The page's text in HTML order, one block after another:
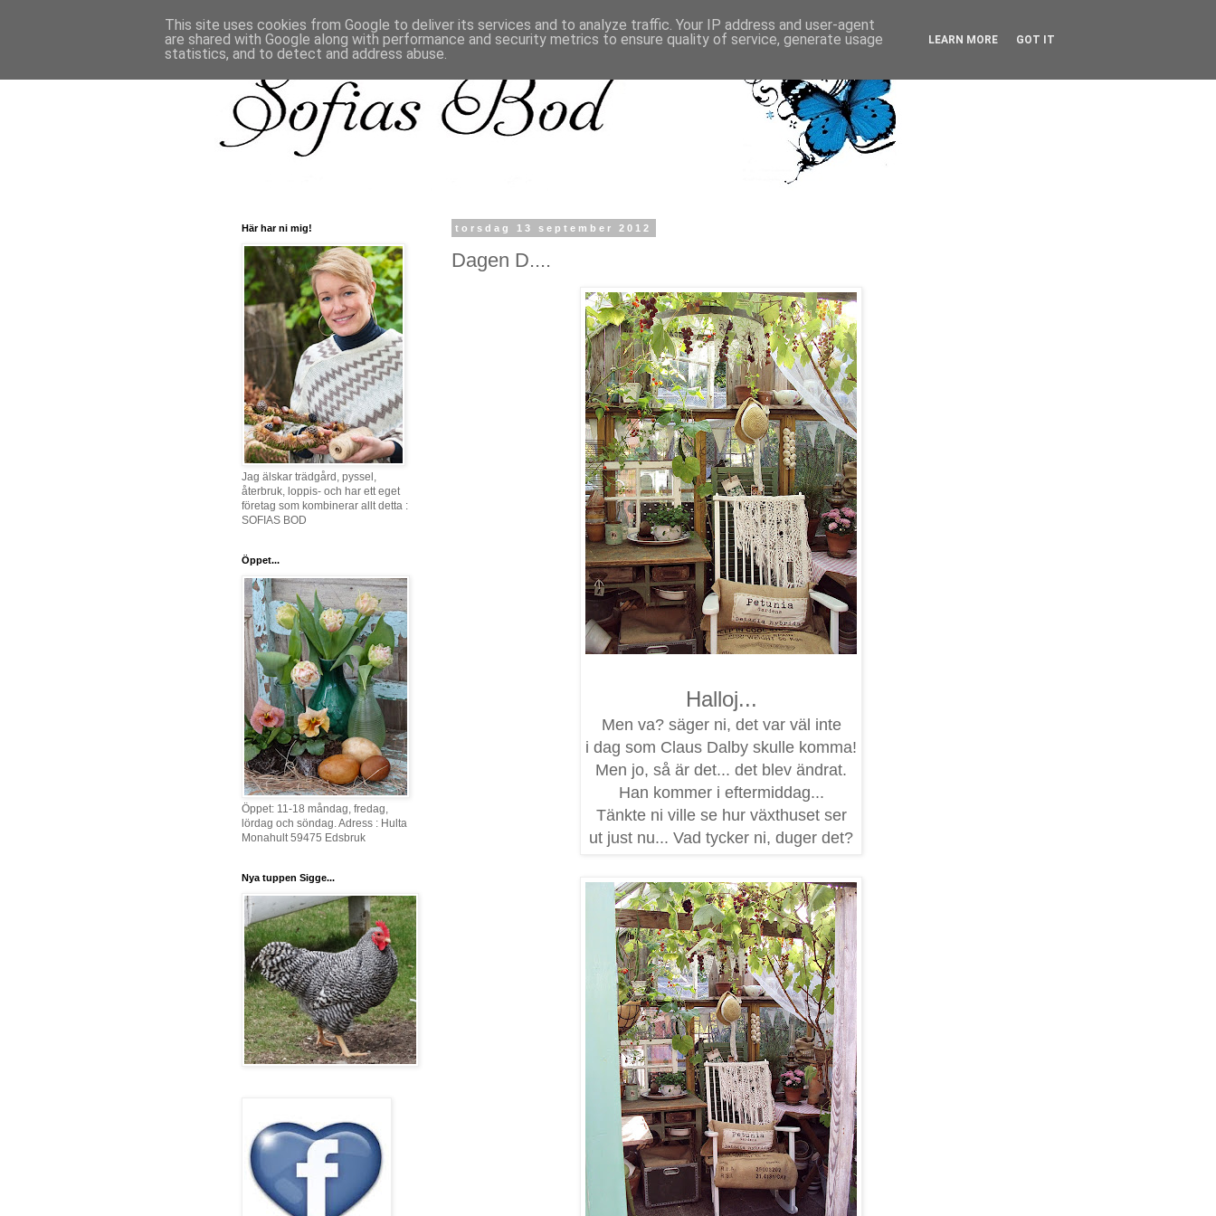
torsdag 13 september 2012
Dagen D....
Halloj...
Men va? säger ni, det var väl inte
i dag som Claus Dalby skulle komma!
Men jo, så är det... det blev ändrat.
Han kommer i eftermiddag...
Tänkte ni ville se hur växthuset ser
ut just nu... Vad tycker ni, duger det?
Här har ni mig!
Jag älskar trädgård, pyssel,
återbruk, loppis- och har ett eget
företag som kombinerar allt detta :
SOFIAS BOD
Öppet...
Öppet: 11-18 måndag, fredag,
lördag och söndag. Adress : Hulta
Monahult 59475 Edsbruk
Nya tuppen Sigge...
This site uses cookies from Google to deliver its services and to analyze traffic. Your IP address and user-agent
are shared with Google along with performance and security metrics to ensure quality of service, generate usage
statistics, and to detect and address abuse.
LEARN MORE GOT IT